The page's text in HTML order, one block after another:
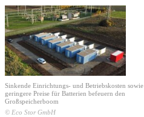
Sinkende Einrichtungs- und Betriebskosten sowie
geringere Preise für Batterien befeuern den
Großspeicherboom
© Eco Stor GmbH